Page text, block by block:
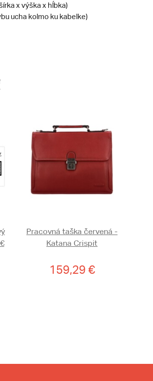
x výška x hĺbka)
ucha kolmo ku kabelke)
Pracovná taška červená -
Katana Crispit
159,29 €